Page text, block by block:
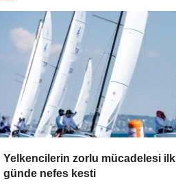
Yelkencilerin zorlu mücadelesi ilk
günde nefes kesti